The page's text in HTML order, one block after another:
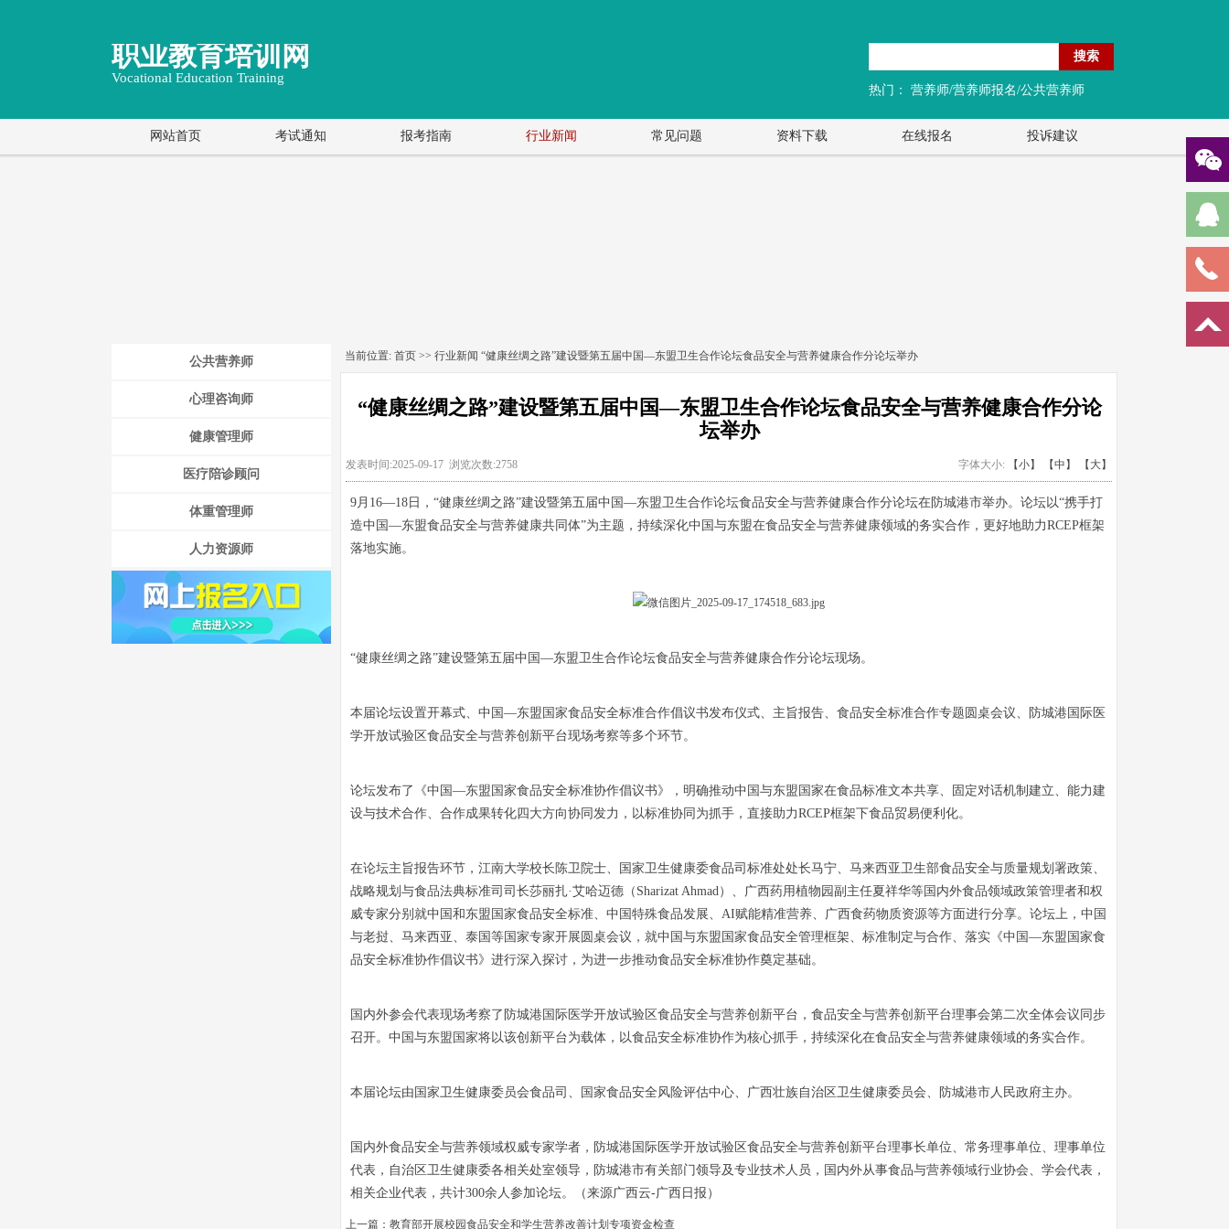
搜索
网站首页 考试通知 报考指南 行业新闻 常见问题 资料下载 在线报名 投诉建议
职业教育培训网
Vocational Education Training
热门： 营养师/营养师报名/公共营养师
公共营养师
心理咨询师
健康管理师
医疗陪诊顾问
体重管理师
人力资源师
当前位置: 首页 >> 行业新闻 “健康丝绸之路”建设暨第五届中国—东盟卫生合作论坛食品安全与营养健康合作分论坛举办
“健康丝绸之路”建设暨第五届中国—东盟卫生合作论坛食品安全与营养健康合作分论
坛举办
发表时间:2025-09-17 浏览次数:2758 字体大小: 【小】 【中】 【大】
9月16—18日，“健康丝绸之路”建设暨第五届中国—东盟卫生合作论坛食品安全与营养健康合作分论坛在防城港市举办。论坛以“携手打
造中国—东盟食品安全与营养健康共同体”为主题，持续深化中国与东盟在食品安全与营养健康领域的务实合作，更好地助力RCEP框架
落地实施。
“健康丝绸之路”建设暨第五届中国—东盟卫生合作论坛食品安全与营养健康合作分论坛现场。
本届论坛设置开幕式、中国—东盟国家食品安全标准合作倡议书发布仪式、主旨报告、食品安全标准合作专题圆桌会议、防城港国际医
学开放试验区食品安全与营养创新平台现场考察等多个环节。
论坛发布了《中国—东盟国家食品安全标准协作倡议书》，明确推动中国与东盟国家在食品标准文本共享、固定对话机制建立、能力建
设与技术合作、合作成果转化四大方向协同发力，以标准协同为抓手，直接助力RCEP框架下食品贸易便利化。
在论坛主旨报告环节，江南大学校长陈卫院士、国家卫生健康委食品司标准处处长马宁、马来西亚卫生部食品安全与质量规划署政策、
战略规划与食品法典标准司司长莎丽扎·艾哈迈德（Sharizat Ahmad）、广西药用植物园副主任夏祥华等国内外食品领域政策管理者和权
威专家分别就中国和东盟国家食品安全标准、中国特殊食品发展、AI赋能精准营养、广西食药物质资源等方面进行分享。论坛上，中国
与老挝、马来西亚、泰国等国家专家开展圆桌会议，就中国与东盟国家食品安全管理框架、标准制定与合作、落实《中国—东盟国家食
品安全标准协作倡议书》进行深入探讨，为进一步推动食品安全标准协作奠定基础。
国内外参会代表现场考察了防城港国际医学开放试验区食品安全与营养创新平台，食品安全与营养创新平台理事会第二次全体会议同步
召开。中国与东盟国家将以该创新平台为载体，以食品安全标准协作为核心抓手，持续深化在食品安全与营养健康领域的务实合作。
本届论坛由国家卫生健康委员会食品司、国家食品安全风险评估中心、广西壮族自治区卫生健康委员会、防城港市人民政府主办。
国内外食品安全与营养领域权威专家学者，防城港国际医学开放试验区食品安全与营养创新平台理事长单位、常务理事单位、理事单位
代表，自治区卫生健康委各相关处室领导，防城港市有关部门领导及专业技术人员，国内外从事食品与营养领域行业协会、学会代表，
相关企业代表，共计300余人参加论坛。（来源广西云-广西日报）
上一篇： 教育部开展校园食品安全和学生营养改善计划专项资金检查